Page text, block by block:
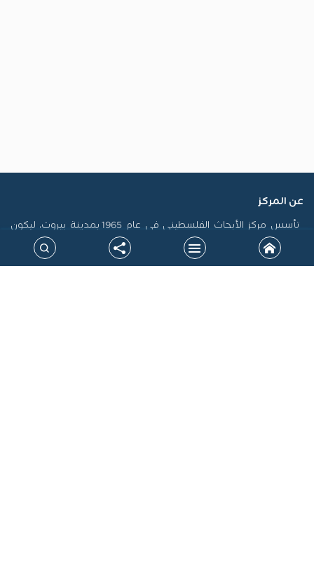
عن المركز
تأسس مركز الأبحاث الفلسطيني في عام 1965 بمدينة بيروت، ليكون
أول منصة فلسطينية رسمية مكرسة لاستدامة الذاكرة الفلسطينية
وتوثيق سيرتها، فضلاً عن إنتاج الدراسات التي تسهم في تشكيل